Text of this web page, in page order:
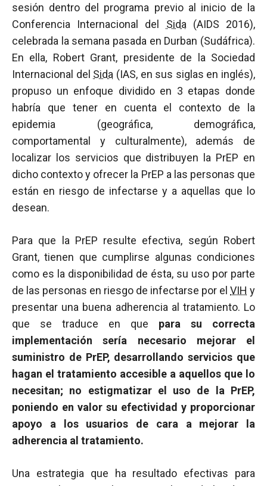
sesión dentro del programa previo al inicio de la
Conferencia Internacional del Sida (AIDS 2016),
celebrada la semana pasada en Durban (Sudáfrica).
En ella, Robert Grant, presidente de la Sociedad
Internacional del Sida (IAS, en sus siglas en inglés),
propuso un enfoque dividido en 3 etapas donde
habría que tener en cuenta el contexto de la
epidemia (geográfica, demográfica,
comportamental y culturalmente), además de
localizar los servicios que distribuyen la PrEP en
dicho contexto y ofrecer la PrEP a las personas que
están en riesgo de infectarse y a aquellas que lo
desean.
Para que la PrEP resulte efectiva, según Robert
Grant, tienen que cumplirse algunas condiciones
como es la disponibilidad de ésta, su uso por parte
de las personas en riesgo de infectarse por el VIH y
presentar una buena adherencia al tratamiento. Lo
que se traduce en que para su correcta
implementación sería necesario mejorar el
suministro de PrEP, desarrollando servicios que
hagan el tratamiento accesible a aquellos que lo
necesitan; no estigmatizar el uso de la PrEP,
poniendo en valor su efectividad y proporcionar
apoyo a los usuarios de cara a mejorar la
adherencia al tratamiento.
Una estrategia que ha resultado efectivas para